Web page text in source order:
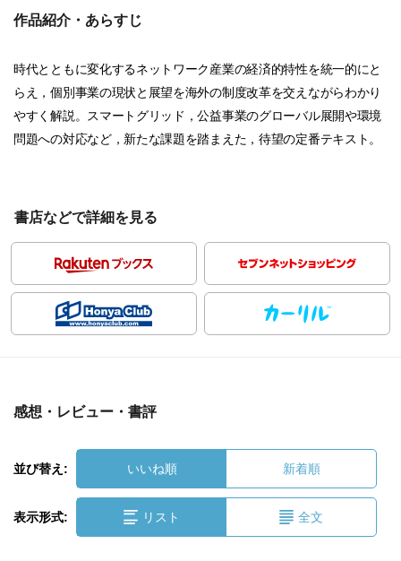
作品紹介・あらすじ
時代とともに変化するネットワーク産業の経済的特性を統一的にと
らえ，個別事業の現状と展望を海外の制度改革を交えながらわかり
やすく解説。スマートグリッド，公益事業のグローバル展開や環境
問題への対応など，新たな課題を踏まえた，待望の定番テキスト。
書店などで詳細を見る
感想・レビュー・書評
並び替え: いいね順 新着順
表示形式: リスト 全文